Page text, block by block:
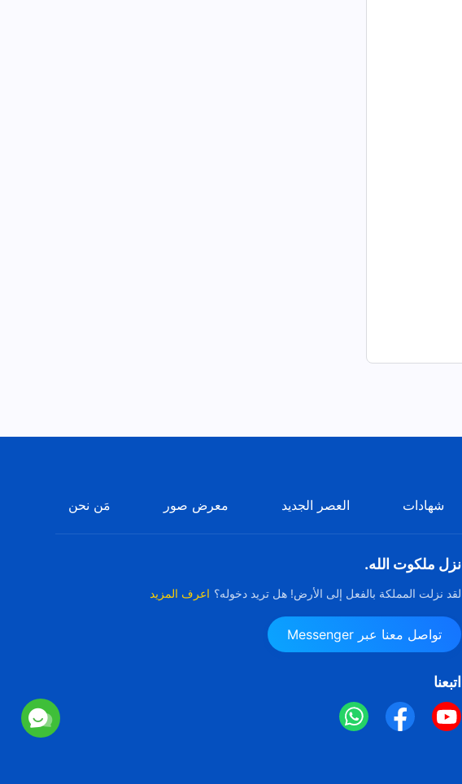
شهادات العصر الجديد معرض صور مَن نحن
نزل ملكوت الله.
لقد نزلت المملكة بالفعل إلى الأرض! هل تريد دخوله؟ اعرف المزيد
تواصل معنا عبر Messenger
اتبعنا